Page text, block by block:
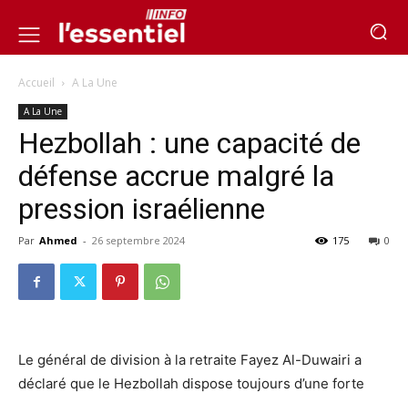
Accueil A La Une
A La Une
Hezbollah : une capacité de
défense accrue malgré la
pression israélienne
Par Ahmed - 26 septembre 2024 0
175
Le général de division à la retraite Fayez Al-Duwairi a
déclaré que le Hezbollah dispose toujours d’une forte